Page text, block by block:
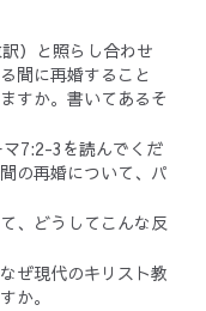
）と照らし合わせ
間に再婚すること
すか。書いてあるそ
7:2-3を読んでくだ
の再婚について、パ
、どうしてこんな反
ぜ現代のキリスト教
か。